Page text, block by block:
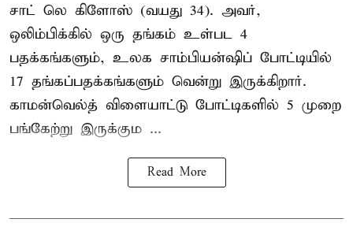
சாட் லெ கிளோஸ் (வயது 34). அவர்,
ஒலிம்பிக்கில் ஒரு தங்கம் உள்பட 4
பதக்கங்களும், உலக சாம்பியன்ஷிப் போட்டியில்
17 தங்கப்பதக்கங்களும் வென்று இருக்கிறார்.
காமன்வெல்த் விளையாட்டு போட்டிகளில் 5 முறை
பங்கேற்று இருக்கும ...
Read More